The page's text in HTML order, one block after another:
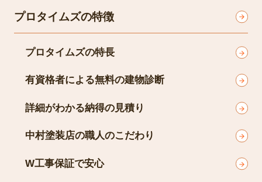
プロタイムズの特徴
プロタイムズの特長
有資格者による無料の建物診断
詳細がわかる納得の見積り
中村塗装店の職人のこだわり
W工事保証で安心